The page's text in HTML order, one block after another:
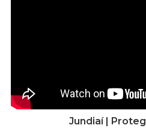
Jundiaí |